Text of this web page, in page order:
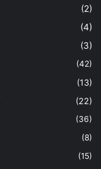
(2)
(4)
(3)
(42)
(13)
(22)
(36)
(8)
(15)